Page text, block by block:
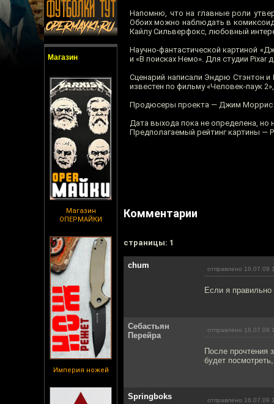
Магазин
Магазин
ОПЕРМАЙКИ
Империя ножей
Напомню, что на главные роли
Обоих можно наблюдать в
Кайлу Сильверфокс, любовный
Научно-фантастической картиной
и «В поисках Немо». Для студии
Сценарий написали Эндрю Стэнтон
известен по фильму «Человек-паук
Продюсеры проекта — Джим Моррис
Дата выхода пока не определена, но
Предполагаемый рейтинг картины —
Комментарии
cтраницы: 1
chum отправлено 16.07.09
Если я правильно
Себастьян
Перейра
отправлено 16.07.09
После прочтения
будет
Springboks отправлено 16.07.09